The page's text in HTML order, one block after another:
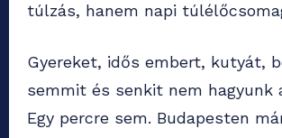
túlzás, hanem napi
Gyereket, idős embert, kutyát,
semmit és senkit nem hagyunk
Egy percre sem. Budapesten